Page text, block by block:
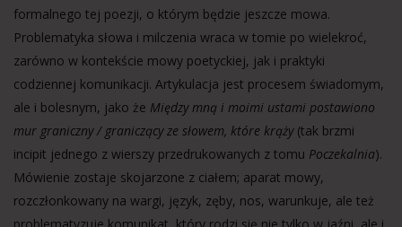
formalnego tej poezji, o którym będzie jeszcze mowa.
Problematyka słowa i milczenia wraca w tomie po wielekroć,
zarówno w kontekście mowy poetyckiej, jak i praktyki
codziennej komunikacji. Artykulacja jest procesem świadomym,
ale i bolesnym, jako że Między mną i moimi ustami postawiono
mur graniczny / graniczący ze słowem, które krąży(tak brzmi
incipit jednego z wierszy przedrukowanych z tomu Poczekalnia).
Mówienie zostaje skojarzone z ciałem; aparat mowy,
rozczłonkowany na wargi, język, zęby, nos, warunkuje, ale też